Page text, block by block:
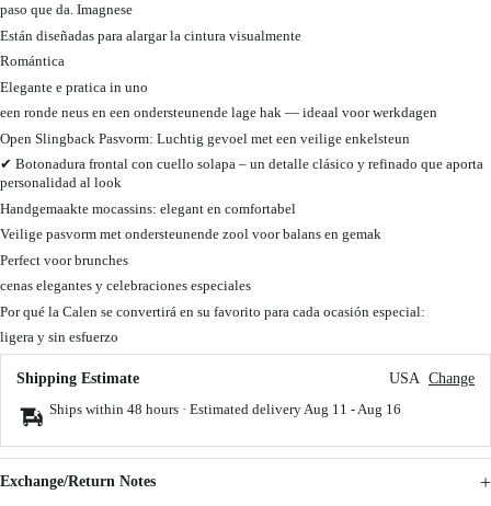
paso que da. Imagnese
Están diseñadas para alargar la cintura visualmente
Romántica
Elegante e pratica in uno
een ronde neus en een ondersteunende lage hak — ideaal voor werkdagen
Open Slingback Pasvorm: Luchtig gevoel met een veilige enkelsteun
✔ Botonadura frontal con cuello solapa – un detalle clásico y refinado que aporta
personalidad al look
Handgemaakte mocassins: elegant en comfortabel
Veilige pasvorm met ondersteunende zool voor balans en gemak
Perfect voor brunches
cenas elegantes y celebraciones especiales
Por qué la Calen se convertirá en su favorito para cada ocasión especial:
ligera y sin esfuerzo
Shipping Estimate USA Change
Ships within 48 hours · Estimated delivery Aug 11 - Aug 16
Exchange/Return Notes